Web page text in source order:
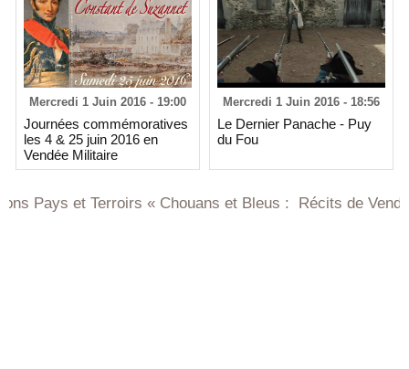
Mercredi 1 Juin 2016 - 19:00
Journées commémoratives
les 4 & 25 juin 2016 en
Vendée Militaire
Mercredi 1 Juin 2016 - 18:56
Le Dernier Panache - Puy
du Fou
« Chouans et Bleus : Récits de Vendée et de